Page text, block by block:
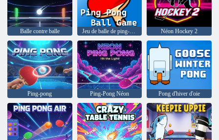
Balle contre balle Jeu de balle de ping-pong Néon Hockey 2
Ping-pong Ping-Pong Néon Pong d'hiver d'oie